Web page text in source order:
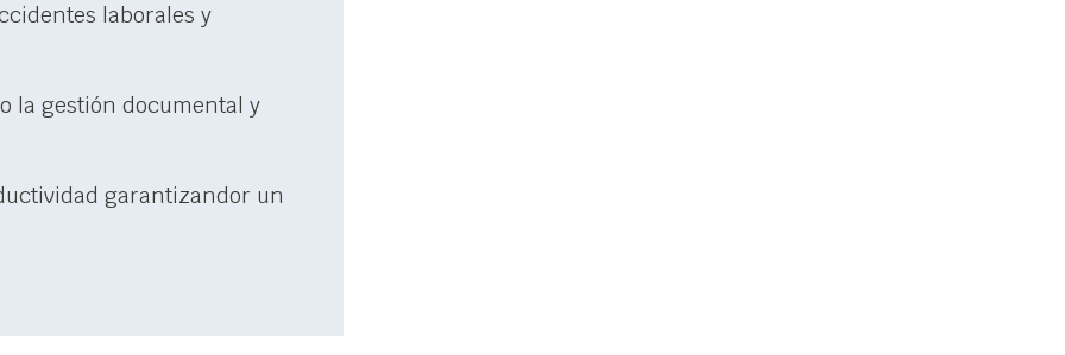
laborales y
la gestión documental y
garantizandor un